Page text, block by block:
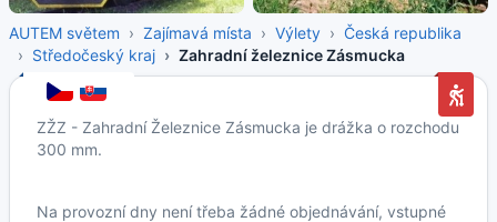
AUTEM světem Zajímavá místa Výlety
Česká republika
Středočeský kraj
Zahradní železnice Zásmucka
ZŽZ - Zahradní Železnice Zásmucka je drážka o rozchodu
300 mm.
Na provozní dny není třeba žádné objednávání, vstupné